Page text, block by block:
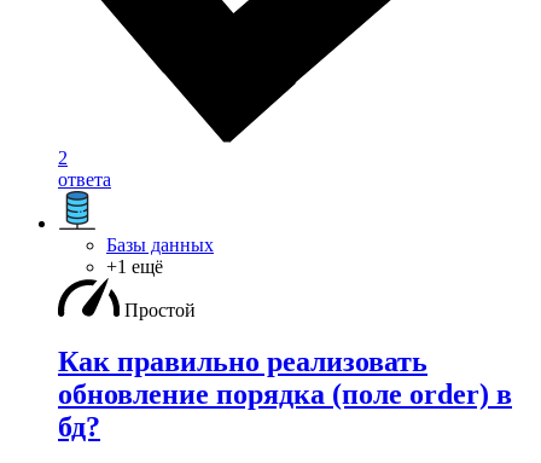
2
ответа
Базы данных
+1 ещё
Простой
Как правильно реализовать
обновление порядка (поле order) в
бд?